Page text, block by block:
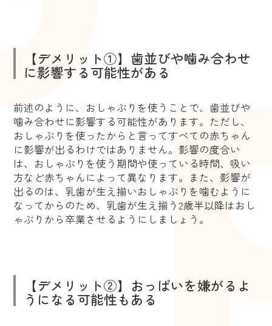
【デメリット①】歯並びや噛み合わせ
に影響する可能性がある
前述のように、おしゃぶりを使うことで、歯並びや
噛み合わせに影響する可能性があります。ただし、
おしゃぶりを使ったからと言ってすべての赤ちゃん
に影響が出るわけではありません。影響の度合い
は、おしゃぶりを使う期間や使っている時間、吸い
方など赤ちゃんによって異なります。また、影響が
出るのは、乳歯が生え揃いおしゃぶりを噛むように
なってからのため、乳歯が生え揃う2歳半以降はおし
ゃぶりから卒業させるようにしましょう。
【デメリット②】おっぱいを嫌がるよ
うになる可能性もある